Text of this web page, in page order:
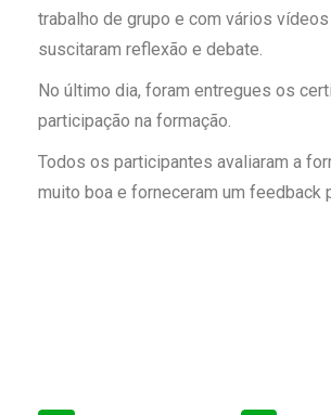
trabalho de grupo e com vários vídeos
suscitaram reflexão e debate.
No último dia, foram entregues os
participação na formação.
Todos os participantes avaliaram a
muito boa e forneceram um feedback